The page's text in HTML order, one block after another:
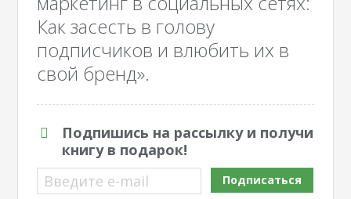
Как засесть в голову
подписчиков и влюбить их в
свой бренд».
Подпишись на рассылку и получи
книгу в подарок!
Введите e-mail
Подписаться